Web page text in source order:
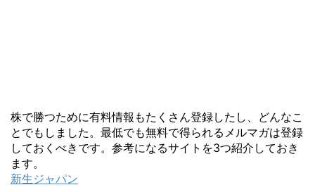
株で勝つために有料情報もたくさん登録したし、どんなこ
とでもしました。最低でも無料で得られるメルマガは登録
しておくべきです。参考になるサイトを3つ紹介しておき
ます。
新生ジャパン